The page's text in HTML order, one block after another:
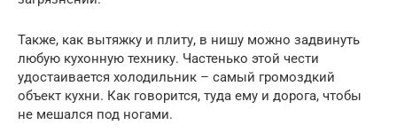
Также, как вытяжку и плиту, в нишу можно задвинуть
любую кухонную технику. Частенько этой чести
удостаивается холодильник – самый громоздкий
объект кухни. Как говорится, туда ему и дорога, чтобы
не мешался под ногами.